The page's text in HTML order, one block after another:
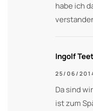
habe ich
Ingolf
25/06/
Da sind
ist zum